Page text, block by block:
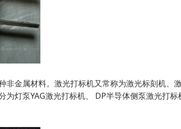
非金属材料。激光打标机又常称为激光标刻机、
灯泵YAG激光打标机、 DP半导体侧泵激光打标